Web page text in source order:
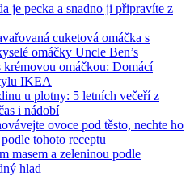
je pecka a snadno ji připravíte z
cuketová omáčka s
omáčky Uncle Ben’s
krémovou omáčkou: Domácí
IKEA
u plotny: 5 letních večeří z
i nádobí
ovoce pod těsto, nechte ho
tohoto receptu
masem a zeleninou podle
hlad